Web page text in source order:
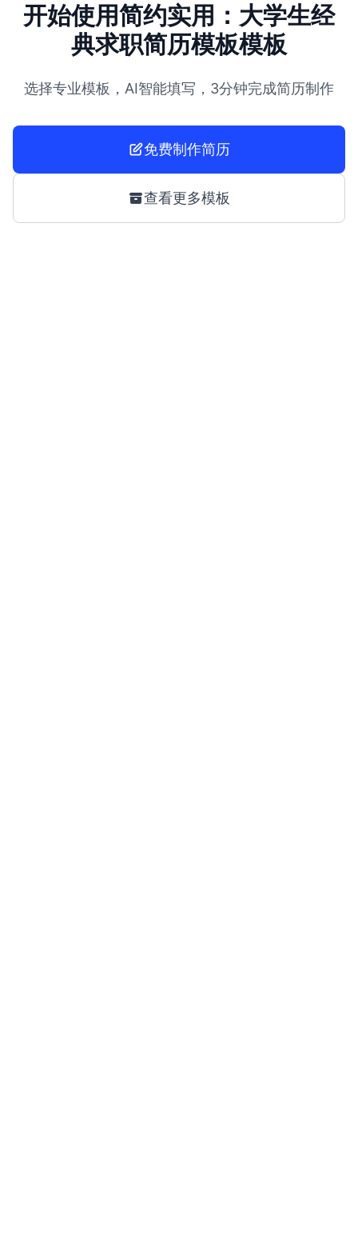
开始使用简约实用：大学生经
典求职简历模板模板
选择专业模板，AI智能填写，3分钟完成简历制作
免费制作简历
查看更多模板